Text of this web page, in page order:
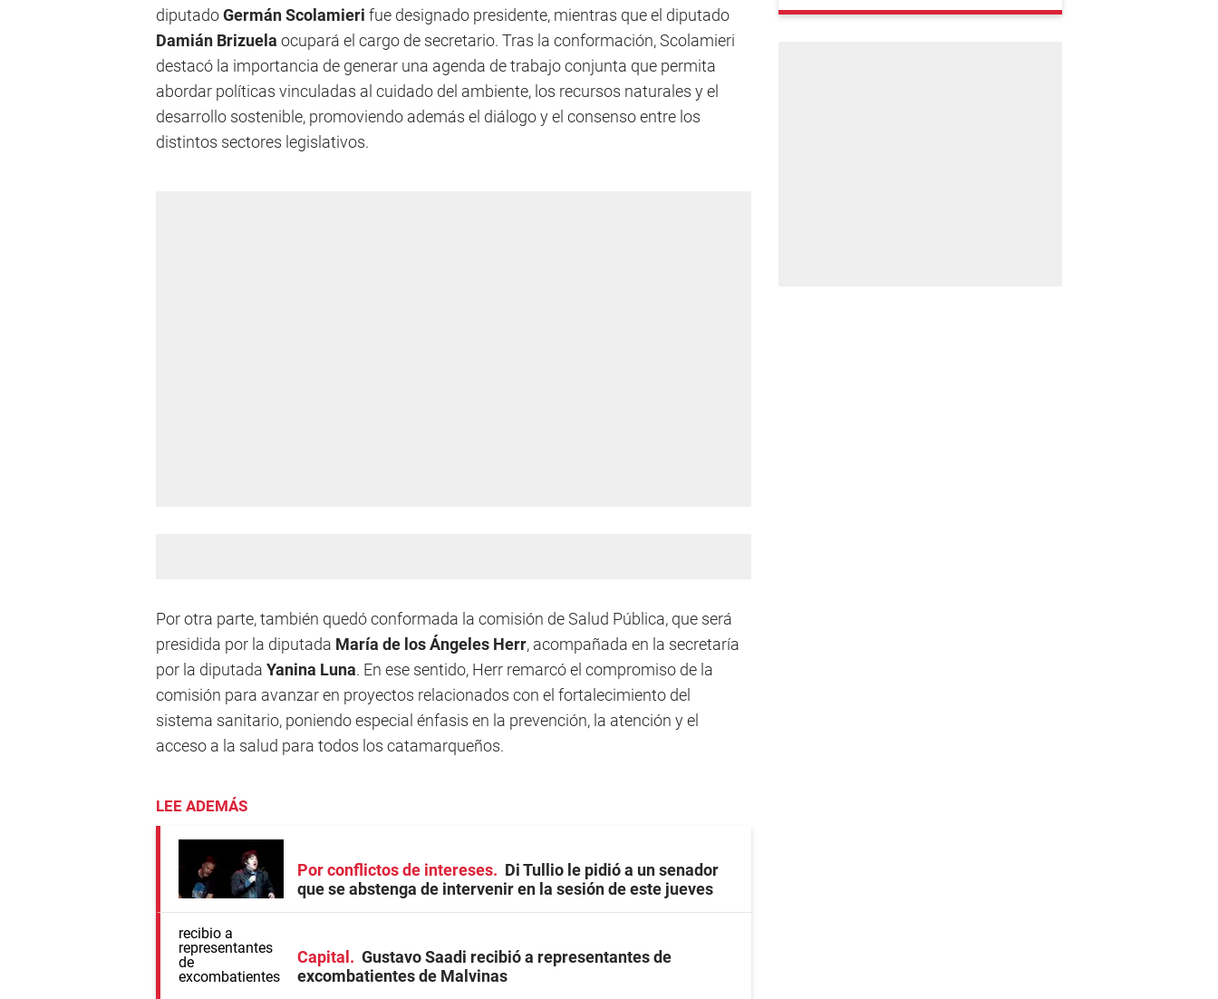
diputadoGermán Scolamieri fue designado presidente, mientras que el diputado
Damián Brizuela ocupará el cargo de secretario. Tras la conformación, Scolamieri
destacó la importancia de generar una agenda de trabajo conjunta que permita
abordar políticas vinculadas al cuidado del ambiente, los recursos naturales y el
desarrollo sostenible, promoviendo además el diálogo y el consenso entre los
distintos sectores legislativos.
Por otra parte, también quedó conformada la comisión de Salud Pública, que será
presidida por la diputada María de los Ángeles Herr, acompañada en la secretaría
por la diputada Yanina Luna. En ese sentido, Herr remarcó el compromiso de la
comisión para avanzar en proyectos relacionados con el fortalecimiento del
sistema sanitario, poniendo especial énfasis en la prevención, la atención y el
acceso a la salud para todos los catamarqueños.
LEE ADEMÁS
Por conflictos de intereses
Di Tullio le pidió a un senador
que se abstenga de intervenir en la sesión de este jueves
Capital
Gustavo Saadi recibió a representantes de
excombatientes de Malvinas